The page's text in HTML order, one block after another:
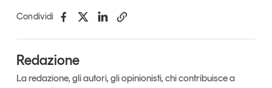
Leggi il magazine
Tendenze è il magazine di GS1 Italy che racconta in
Condividi
Redazione
La redazione, gli autori, gli opinionisti, chi contribuisce a